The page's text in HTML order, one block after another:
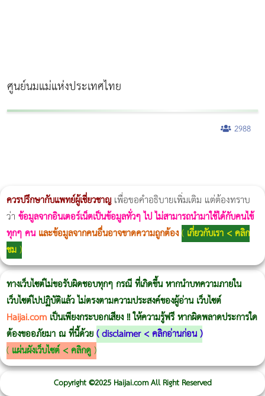
ศูนย์นมแม่แห่งประเทศไทย
2988
ควรปรึกษากับแพทย์ผู้เชี่ยวชาญเพื่อขอคำอธิบายเพิ่มเติม แต่ต้องทราบ
ว่า ข้อมูลจากอินเตอร์เน็ตเป็นข้อมูลทั่วๆ ไป ไม่สามารถนำมาใช้ได้กับคนไข้
ทุกๆ คน และข้อมูลจากคนอื่นอาจขาดความถูกต้อง( เกี่ยวกับเรา < คลิก
ชม)
ทางเว็บไซต์ไม่ขอรับผิดชอบทุกๆ กรณี ที่เกิดขึ้น หากนำบทความภายใน
เว็บไซต์ไปปฏิบัติแล้ว ไม่ตรงตามความประสงค์ของผู้อ่าน เว็บไซต์
Haijai.com เป็นเพียงกระบอกเสียง !! ให้ความรู้ฟรี หากผิดพลาดประการใด
ต้องขออภัยมา ณ ที่นี้ด้วย(disclaimer < คลิกอ่านก่อน)
( แผ่นผังเว็บไซต์ < คลิกดู)
Copyright ©2025 Haijai.com All Right Reserved